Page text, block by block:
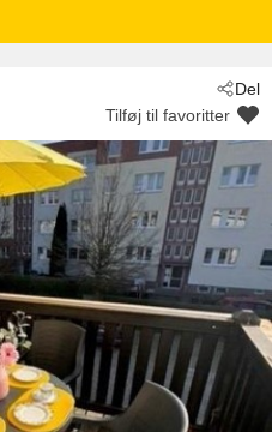
Del
Tilføj til favoritter